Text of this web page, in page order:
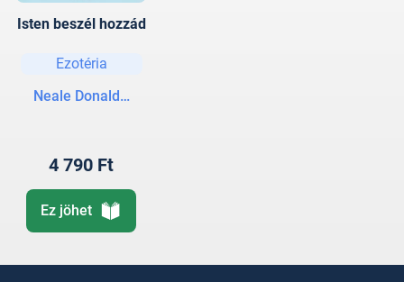
Isten beszél hozzád
Ezotéria
Neale Donald Walsch
4 790 Ft
Ez jöhet